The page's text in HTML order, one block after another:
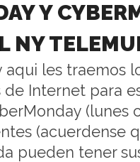
Y
NY
aqui les traemos
Internet para
(lunes
(acuerdense
pueden tener